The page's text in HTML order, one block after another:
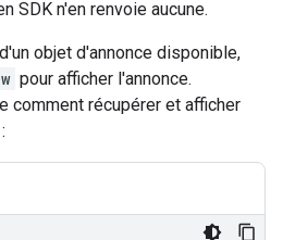
SDK n'en renvoie aucune.
objet d'annonce disponible,
pour afficher l'annonce.
comment récupérer et afficher